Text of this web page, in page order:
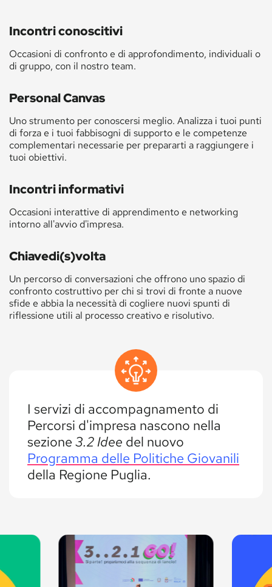
Incontri conoscitivi
Occasioni di confronto e di approfondimento, individuali o
di gruppo, con il nostro team.
Personal Canvas
Uno strumento per conoscersi meglio. Analizza i tuoi punti
di forza e i tuoi fabbisogni di supporto e le competenze
complementari necessarie per prepararti a raggiungere i
tuoi obiettivi.
Incontri informativi
Occasioni interattive di apprendimento e networking
intorno all'avvio d'impresa.
Chiavedi(s)volta
Un percorso di conversazioni che offrono uno spazio di
confronto costruttivo per chi si trovi di fronte a nuove
sfide e abbia la necessità di cogliere nuovi spunti di
riflessione utili al processo creativo e risolutivo.
I servizi di accompagnamento di
Percorsi d'impresa nascono nella
sezione3.2 Idee del nuovo
Programma delle Politiche Giovanili
della Regione Puglia.